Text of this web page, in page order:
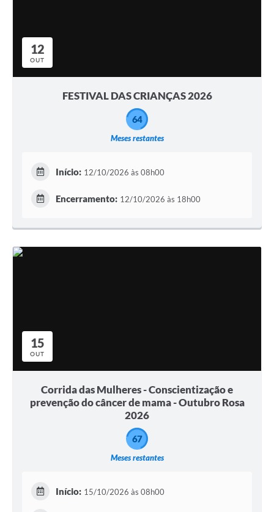
12
OUT
FESTIVAL DAS CRIANÇAS 2026
Meses restantes
64
Início: 12/10/2026 às 08h00
Encerramento: 12/10/2026 às 18h00
15
OUT
Corrida das Mulheres - Conscientização e
prevenção do câncer de mama - Outubro Rosa
2026
Meses restantes
67
Início: 15/10/2026 às 08h00